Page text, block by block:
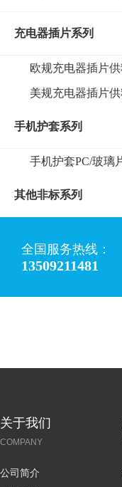
充电器插片系列
欧规充电器插片
美规充电器插片
手机护套系列
手机护套PC/玻璃
其他非标系列
全国服务热线：
13509211481
关于我们
COMPANY
公司简介